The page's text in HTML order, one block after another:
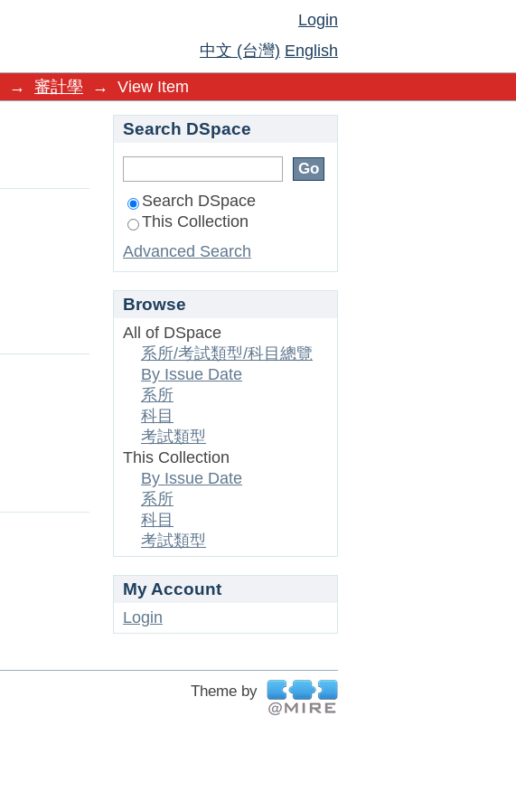
Login
中文 (台灣) English
→ 審計學 → View Item
Search DSpace
Search DSpace
This Collection
Advanced Search
Browse
All of DSpace
系所/考試類型/科目總覽
By Issue Date
系所
科目
考試類型
This Collection
By Issue Date
系所
科目
考試類型
My Account
Login
Theme by